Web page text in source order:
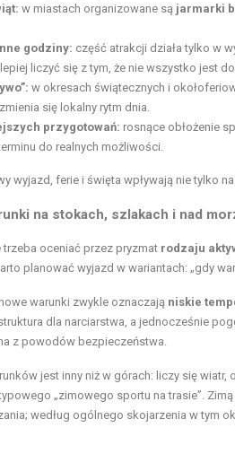
w miastach organizowane są jarmarki
godziny: część atrakcji działa tylko w
liczyć się z tym, że nie wszystko jest
w okresach świątecznych i
się lokalny rytm dnia.
przygotowań: rosnące obłożenie
do realnych możliwości.
wyjazd, ferie i święta wpływają nie tylko
na stokach, szlakach i nad
oceniać przez pryzmat rodzaju
planować wyjazd w wariantach: „gdy
warunki zwykle oznaczają niskie
dla narciarstwa, a jednocześnie
z powodów bezpieczeństwa.
jest inny niż w górach: liczy się
„zimowego sportu na trasie”.
według ogólnego skojarzenia w tym